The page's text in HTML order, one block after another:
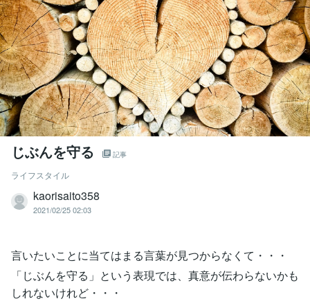
じぶんを守る 記事
ライフスタイル
kaorisaito358
2021/02/25 02:03
言いたいことに当てはまる言葉が見つからなくて・・・
「じぶんを守る」という表現では、真意が伝わらないかも
しれないけれど・・・